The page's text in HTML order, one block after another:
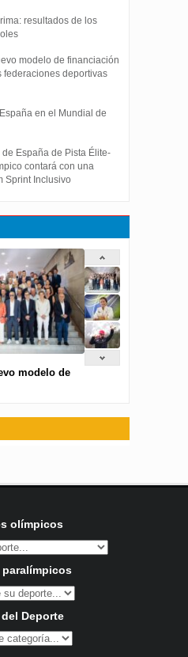
resultados de los
modelo de financiación
federaciones deportivas
en el Mundial de
España de Pista Élite-
contará con una
Sprint Inclusivo
modelo de
olímpicos
paralímpicos
Deporte